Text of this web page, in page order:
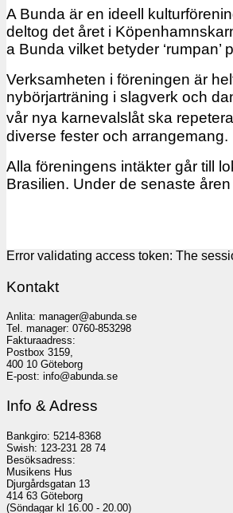
A Bunda är en ideell
deltog det året i
a Bunda vilket betyder ‘rumpan’
Verksamheten i föreningen är
nybörjarträning i slagverk och
vår nya karnevalslåt ska
diverse fester och arrangemang.
Alla föreningens intäkter går till
Brasilien. Under de senaste
Error validating access token: The
Kontakt
Anlita: manager@abunda.se
Tel. manager: 0760-853298
Fakturaadress:
Postbox 3159,
400 10 Göteborg
E-post: info@abunda.se
Info & Adress
Bankgiro: 5214-8368
Swish: 123-231 28 74
Besöksadress:
Musikens Hus
Djurgårdsgatan 13
414 63 Göteborg
(Söndagar kl 16.00 - 20.00)